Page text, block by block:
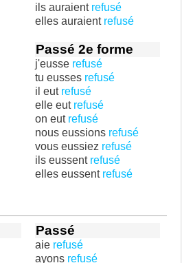
ils auraient refusé
elles auraient refusé
Passé 2e forme
j'eusse refusé
tu eusses refusé
il eut refusé
elle eut refusé
on eut refusé
nous eussions refusé
vous eussiez refusé
ils eussent refusé
elles eussent refusé
Passé
aie refusé
ayons refusé